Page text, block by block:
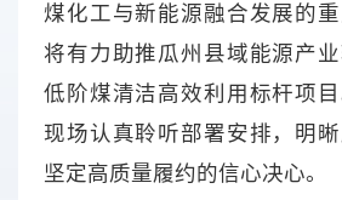
煤化工与新能源融合发展的
将有力助推瓜州县域能源产
低阶煤清洁高效利用标杆项
现场认真聆听部署安排，明晰
坚定高质量履约的信心决心。